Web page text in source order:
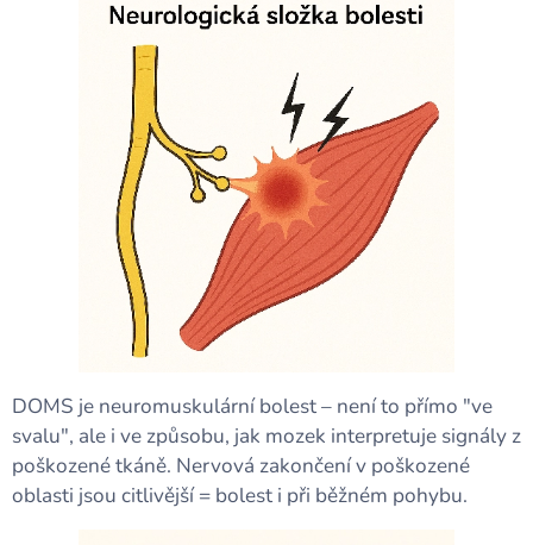
DOMS je neuromuskulární bolest – není to přímo "ve
svalu", ale i ve způsobu, jak mozek interpretuje signály z
poškozené tkáně. Nervová zakončení v poškozené
oblasti jsou citlivější = bolest i při běžném pohybu.